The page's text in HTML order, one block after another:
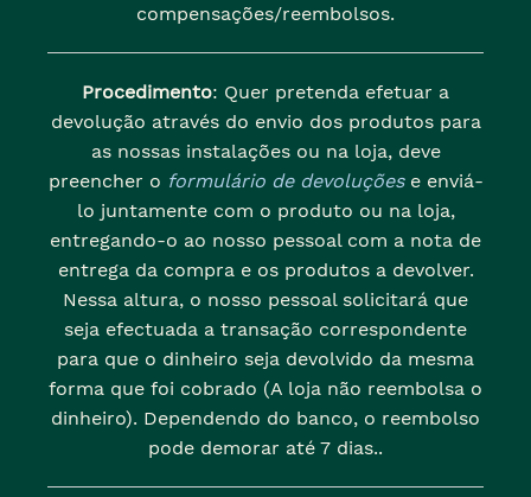
compensações/reembolsos.
Procedimento: Quer pretenda efetuar a
devolução através do envio dos produtos para
as nossas instalações ou na loja, deve
preencher o formulário de devoluçõese enviá-
lo juntamente com o produto ou na loja,
entregando-o ao nosso pessoal com a nota de
entrega da compra e os produtos a devolver.
Nessa altura, o nosso pessoal solicitará que
seja efectuada a transação correspondente
para que o dinheiro seja devolvido da mesma
forma que foi cobrado (A loja não reembolsa o
dinheiro). Dependendo do banco, o reembolso
pode demorar até 7 dias..